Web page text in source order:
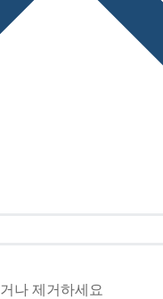
나 제거하세요